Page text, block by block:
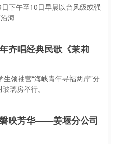
下午至10日早晨以台风级或强
海
齐唱经典民歌《茉莉
领袖营“海峡青年寻福两岸”分
璃房举行。
映芳华——姜堰分公司